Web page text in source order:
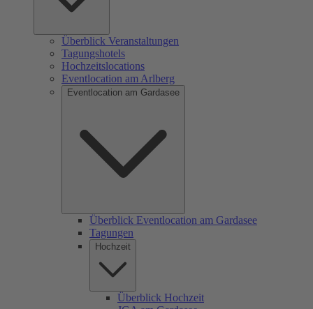
Überblick Veranstaltungen
Tagungshotels
Hochzeitslocations
Eventlocation am Arlberg
Eventlocation am Gardasee
Überblick Eventlocation am Gardasee
Tagungen
Hochzeit
Überblick Hochzeit